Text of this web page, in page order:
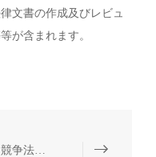
文書の作成及びレビュ
が含まれます。
競争法（不正競争防止・独占禁止）